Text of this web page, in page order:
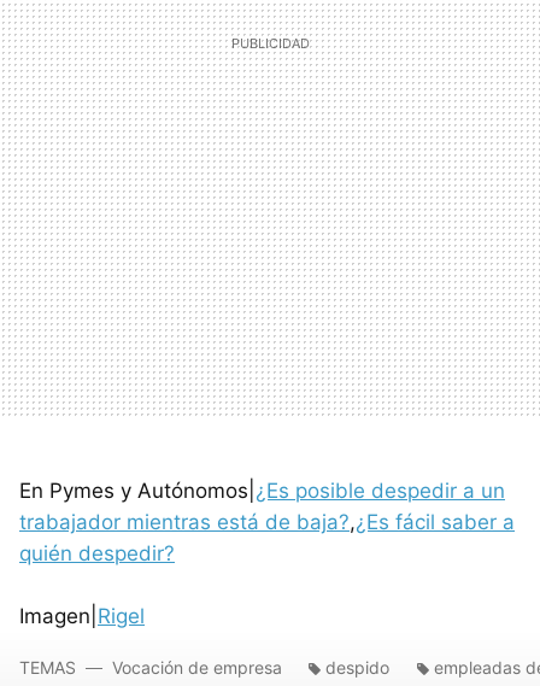
En Pymes y Autónomos| ¿Es posible despedir a un
trabajador mientras está de baja?,¿Es fácil saber a
quién despedir?
Imagen| Rigel
TEMAS Vocación de empresa despido empleadas